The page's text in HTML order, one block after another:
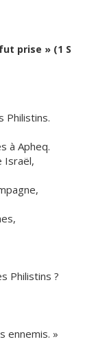
prise » (1 S
à Apheq.
Israël,
Philistins ?
ennemis. »